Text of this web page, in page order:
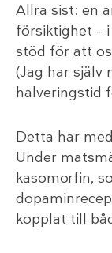
Allra sist: en
försiktighet –
stöd för att
(Jag har själv
halveringstid
Detta har
Under
kasomorfin,
kopplat till